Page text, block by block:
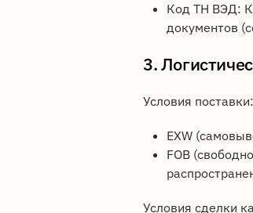
Код ТН ВЭД:
документов
3.
Условия поставки:
EXW
FOB
Условия сделки